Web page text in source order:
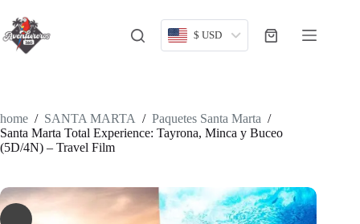
content
$ USD
Shopping
home / SANTA MARTA / Paquetes Santa Marta /
Santa Marta Total Experience: Tayrona, Minca y Buceo
(5D/4N) – Travel Film